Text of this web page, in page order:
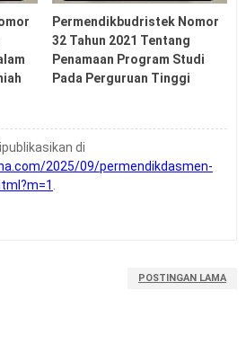
Permendikbudristek Nomor
32 Tahun 2021 Tentang
Penamaan Program Studi
Pada Perguruan Tinggi
di
2025/09/permendikdasmen-
.
POSTINGAN LAMA